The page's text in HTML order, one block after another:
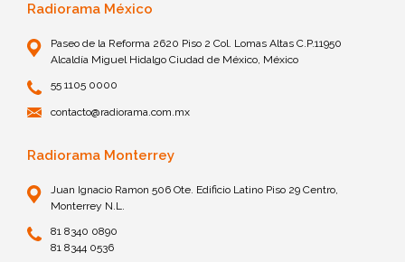
Radiorama México
Paseo de la Reforma 2620 Piso 2 Col. Lomas Altas C.P.11950
Alcaldía Miguel Hidalgo Ciudad de México, México
55 1105 0000
contacto@radiorama.com.mx
Radiorama Monterrey
Juan Ignacio Ramon 506 Ote. Edificio Latino Piso 29 Centro,
Monterrey N.L.
81 8340 0890
81 8344 0536